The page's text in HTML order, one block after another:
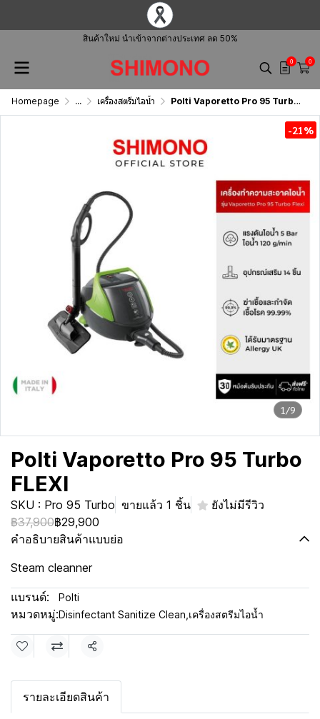
สินค้าใหม่ นำเข้าจากต่างประเทศ ลด 50%
0 0
Homepage ... เครื่องสตรีมไอน้ำ Polti Vaporetto Pro 95 Turbo FLEXI
1/9
-21%
Polti Vaporetto Pro 95 Turbo
FLEXI
SKU : Pro 95 Turbo ขายแล้ว 1 ชิ้น
ยังไม่มีรีวิว
฿37,900฿29,900
คำอธิบายสินค้าแบบย่อ
Steam cleanner
แบรนด์: Polti
หมวดหมู่:Disinfectant Sanitize Clean เครื่องสตรีมไอน้ำ
แชร์
รายละเอียดสินค้า